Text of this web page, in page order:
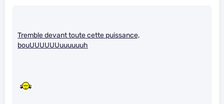
Tremble devant toute cette puissance,
bouUUUUUUuuuuuuh